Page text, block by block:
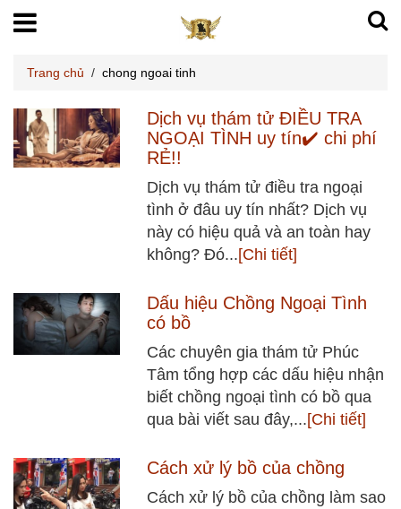
Trang chủ / chong ngoai tinh
Dịch vụ thám tử ĐIỀU TRA
NGOẠI TÌNH uy tín✔️ chi phí
RẺ!!
Dịch vụ thám tử điều tra ngoại
tình ở đâu uy tín nhất? Dịch vụ
này có hiệu quả và an toàn hay
không? Đó...[Chi tiết]
Dấu hiệu Chồng Ngoại Tình
có bồ
Các chuyên gia thám tử Phúc
Tâm tổng hợp các dấu hiệu nhận
biết chồng ngoại tình có bồ qua
qua bài viết sau đây,...[Chi tiết]
Cách xử lý bồ của chồng
Cách xử lý bồ của chồng làm sao